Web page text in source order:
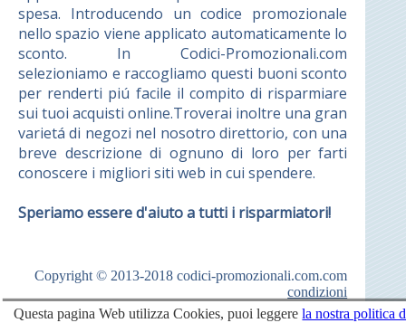
spesa. Introducendo un codice promozionale
nello spazio viene applicato automaticamente lo
sconto. In Codici-Promozionali.com
selezioniamo e raccogliamo questi buoni sconto
per renderti piú facile il compito di risparmiare
sui tuoi acquisti online.Troverai inoltre una gran
varietá di negozi nel nosotro direttorio, con una
breve descrizione di ognuno di loro per farti
conoscere i migliori siti web in cui spendere.
Speriamo essere d'aiuto a tutti i risparmiatori!
Copyright © 2013-2018 codici-promozionali.com.com
condizioni
Questa pagina Web utilizza Cookies, puoi leggerela nostra politica